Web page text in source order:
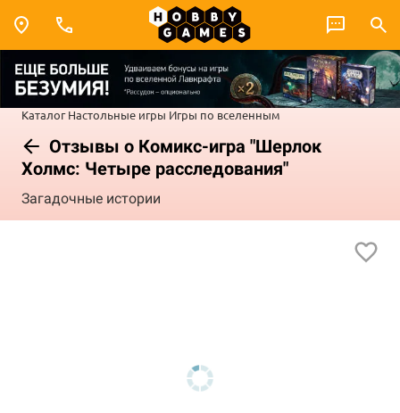
Каталог Настольные игры Игры по вселенным
Отзывы о Комикс-игра "Шерлок
Холмс: Четыре расследования"
Загадочные истории